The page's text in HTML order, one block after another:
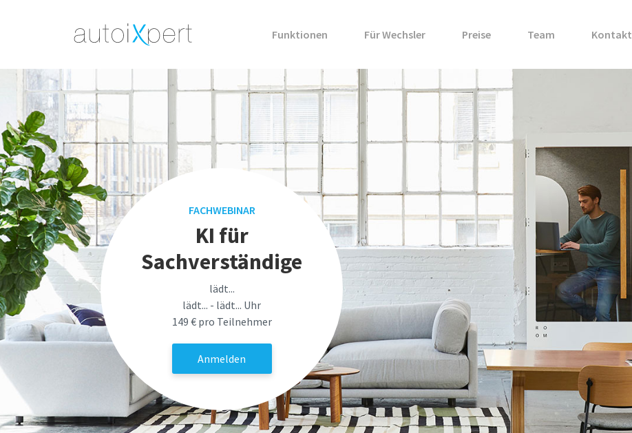
Funktionen Für Wechsler Preise Team Kontakt
FACHWEBINAR
KI für
Sachverständige
lädt...
lädt... - lädt... Uhr
149 € pro Teilnehmer
Anmelden